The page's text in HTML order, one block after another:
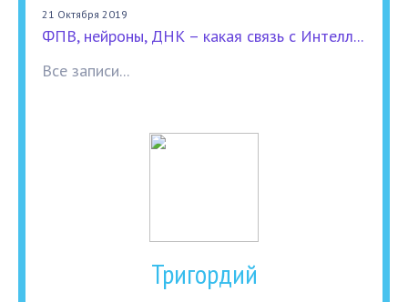
21 Октября 2019
ФПВ, нейроны, ДНК – какая связь с Интелл...
Все записи...
Тригордий